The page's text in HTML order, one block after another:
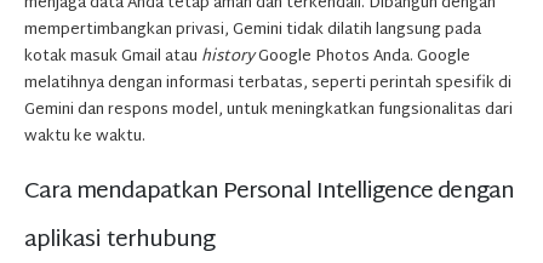
mempertimbangkan privasi, Gemini tidak dilatih langsung pada
kotak masuk Gmail atau historyGoogle Photos Anda. Google
melatihnya dengan informasi terbatas, seperti perintah spesifik di
Gemini dan respons model, untuk meningkatkan fungsionalitas dari
waktu ke waktu.
Cara mendapatkan Personal Intelligence dengan
aplikasi terhubung